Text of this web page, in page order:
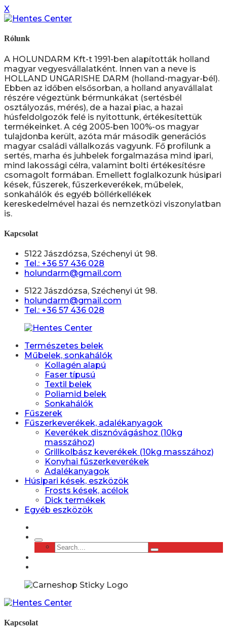
X
Rólunk
A HOLUNDARM Kft-t 1991-ben alapították holland
magyar vegyesvállalatként. Innen van a neve is
HOLLAND UNGARISHE DARM (holland-magyar-bél).
Ebben az időben elsősorban, a holland anyavállalat
részére végeztünk bérmunkákat (sertésbél
osztályozás, mérés), de a hazai piac, a hazai
húsfeldolgozók felé is nyitottunk, értékesítettük
termékeinket. A cég 2005-ben 100%-os magyar
tulajdonba került, azóta már második generációs
magyar családi vállalkozás vagyunk. Fő profilunk a
sertés, marha és juhbelek forgalmazása mind ipari,
mind lakossági célra, valamint bolti értékesítésre
csomagolt formában. Emellett foglalkozunk húsipari
kések, fűszerek, fűszerkeverékek, műbelek,
sonkahálók és egyéb böllérkellékek
kereskedelmével hazai és nemzetközi viszonylatban
is.
Kapcsolat
5122 Jászdózsa, Széchenyi út 98.
Tel.: +36 57 436 028
holundarm@gmail.com
5122 Jászdózsa, Széchenyi út 98.
holundarm@gmail.com
Tel.: +36 57 436 028
Természetes belek
Műbelek, sonkahálók
Kollagén alapú
Faser típusú
Textil belek
Poliamid belek
Sonkahálók
Fűszerek
Fűszerkeverékek, adalékanyagok
Keverékek disznóvágáshoz (10kg
masszához)
Grillkolbász keverékek (10kg masszához)
Konyhai fűszerkeverékek
Adalékanyagok
Húsipari kések, eszközök
Frosts kések, acélok
Dick termékek
Egyéb eszközök
Kapcsolat